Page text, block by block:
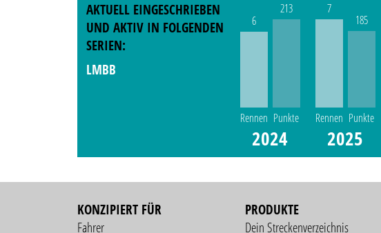
AKTUELL EINGESCHRIEBEN
UND AKTIV IN FOLGENDEN
SERIEN:
LMBB
6
Rennen
213
Punkte
2024
7
Rennen
185
Punkte
2025
KONZIPIERT FÜR
Fahrer
PRODUKTE
Dein Streckenverzeichnis